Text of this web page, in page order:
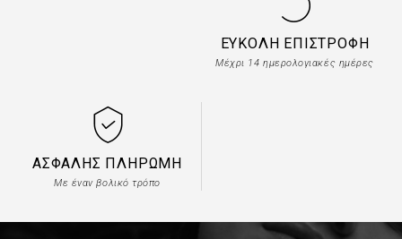
ΕΎΚΟΛΗ ΕΠΙΣΤΡΟΦΉ
Μέχρι 14 ημερολογιακές ημέρες
ΑΣΦΑΛΉΣ ΠΛΗΡΩΜΉ
Με έναν βολικό τρόπο